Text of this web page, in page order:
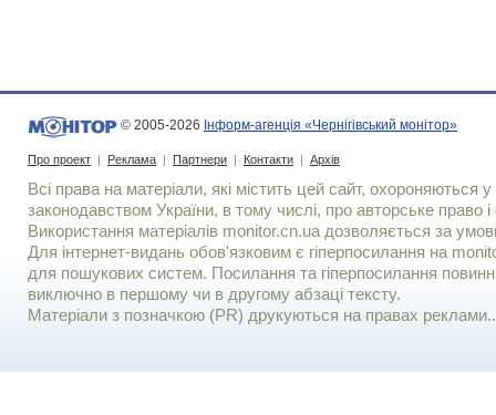
© 2005-2026 Інформ-агенція «Чернігівський монітор»
Про проект | Реклама | Партнери | Контакти | Архів
Всі права на матеріали, які містить цей сайт, охороняються у
законодавством України, в тому числі, про авторське право і
Використання матерiалiв monitor.cn.ua дозволяється за
Для iнтернет-видань обов'язковим є гiперпосилання на
для пошукових систем. Посилання та гіперпосилання
виключно в першому чи в другому абзаці тексту.
Матеріали з позначкою (PR) друкуються на правах реклами..